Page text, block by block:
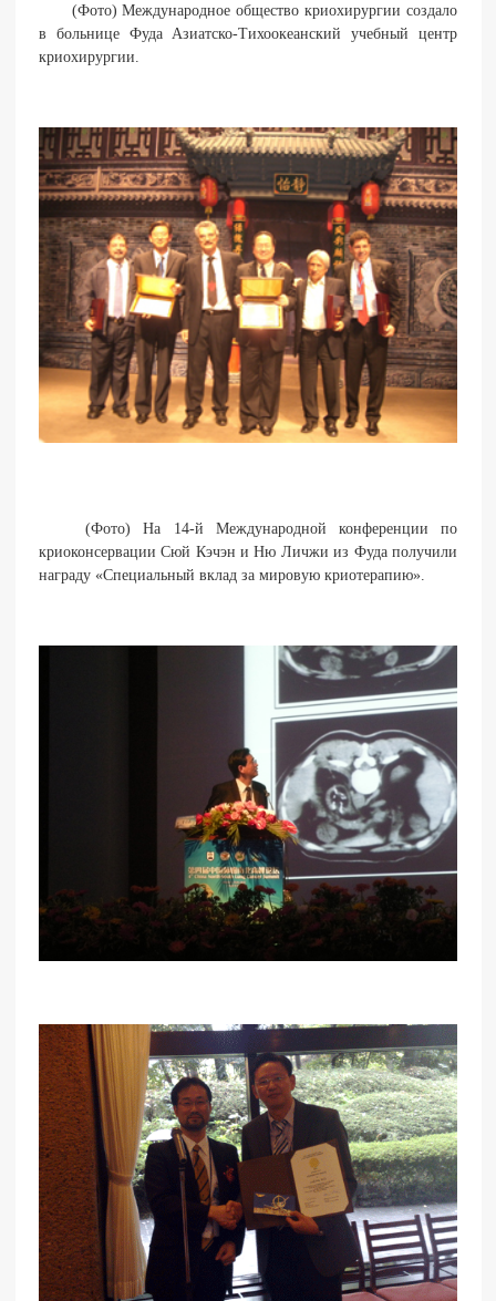
(Фото) Международное общество криохирургии создало
в больнице Фуда Азиатско-Тихоокеанский учебный центр
криохирургии.
(Фото) На 14-й Международной конференции по
криоконсервации Сюй Кэчэн и Ню Личжи из Фуда получили
награду «Специальный вклад за мировую криотерапию».